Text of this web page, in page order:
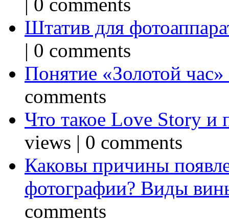
| 0 comments
Штатив для
| 0 comments
Понятие «Золотой
comments
Что такое Love Story и
views | 0 comments
Каковы причины
фотографии? Виды
comments